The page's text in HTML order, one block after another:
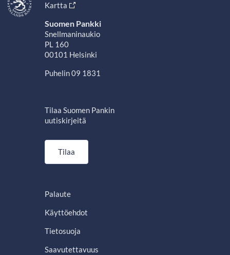
Kartta
Suomen Pankki
Snellmaninaukio
PL 160
00101 Helsinki
Puhelin 09 1831
Tilaa Suomen Pankin
uutiskirjeitä
Tilaa
Palaute
Käyttöehdot
Tietosuoja
Saavutettavuus